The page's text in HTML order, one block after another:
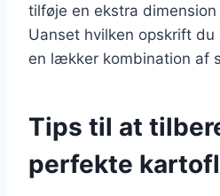
tilføje en ekstra
Uanset hvilken opskrift
en lækker kombination af
Tips til at
perfekte